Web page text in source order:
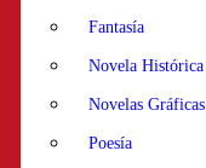
Fantasía
Novela Histórica
Novelas Gráficas
Poesía